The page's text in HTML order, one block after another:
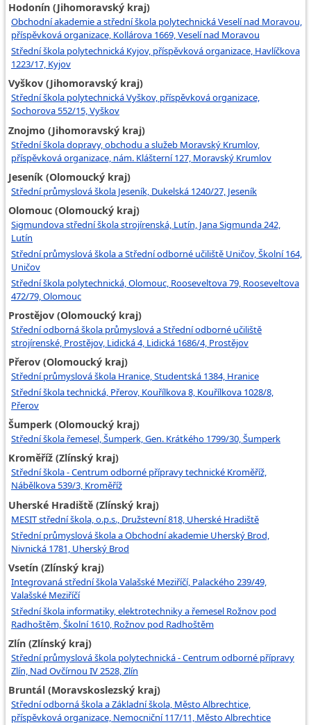
Hodonín (Jihomoravský kraj)
Obchodní akademie a střední škola polytechnická Veselí nad Moravou,
příspěvková organizace, Kollárova 1669, Veselí nad Moravou
Střední škola polytechnická Kyjov, příspěvková organizace, Havlíčkova
1223/17, Kyjov
Vyškov (Jihomoravský kraj)
Střední škola polytechnická Vyškov, příspěvková organizace,
Sochorova 552/15, Vyškov
Znojmo (Jihomoravský kraj)
Střední škola dopravy, obchodu a služeb Moravský Krumlov,
příspěvková organizace, nám. Klášterní 127, Moravský Krumlov
Jeseník (Olomoucký kraj)
Střední průmyslová škola Jeseník, Dukelská 1240/27, Jeseník
Olomouc (Olomoucký kraj)
Sigmundova střední škola strojírenská, Lutín, Jana Sigmunda 242,
Lutín
Střední průmyslová škola a Střední odborné učiliště Uničov, Školní 164,
Uničov
Střední škola polytechnická, Olomouc, Rooseveltova 79, Rooseveltova
472/79, Olomouc
Prostějov (Olomoucký kraj)
Střední odborná škola průmyslová a Střední odborné učiliště
strojírenské, Prostějov, Lidická 4, Lidická 1686/4, Prostějov
Přerov (Olomoucký kraj)
Střední průmyslová škola Hranice, Studentská 1384, Hranice
Střední škola technická, Přerov, Kouřílkova 8, Kouřílkova 1028/8,
Přerov
Šumperk (Olomoucký kraj)
Střední škola řemesel, Šumperk, Gen. Krátkého 1799/30, Šumperk
Kroměříž (Zlínský kraj)
Střední škola - Centrum odborné přípravy technické Kroměříž,
Nábělkova 539/3, Kroměříž
Uherské Hradiště (Zlínský kraj)
MESIT střední škola, o.p.s., Družstevní 818, Uherské Hradiště
Střední průmyslová škola a Obchodní akademie Uherský Brod,
Nivnická 1781, Uherský Brod
Vsetín (Zlínský kraj)
Integrovaná střední škola Valašské Meziříčí, Palackého 239/49,
Valašské Meziříčí
Střední škola informatiky, elektrotechniky a řemesel Rožnov pod
Radhoštěm, Školní 1610, Rožnov pod Radhoštěm
Zlín (Zlínský kraj)
Střední průmyslová škola polytechnická - Centrum odborné přípravy
Zlín, Nad Ovčírnou IV 2528, Zlín
Bruntál (Moravskoslezský kraj)
Střední odborná škola a Základní škola, Město Albrechtice,
příspěvková organizace, Nemocniční 117/11, Město Albrechtice